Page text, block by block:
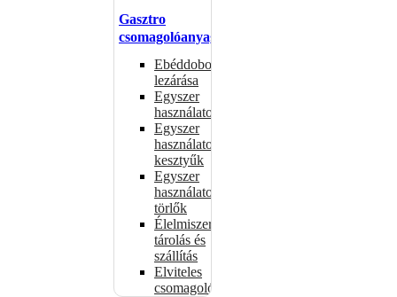
Gasztro
csomagolóanyagok
Ebéddobozok
lezárása
Egyszer
használatos
Egyszer
használatos
kesztyűk
Egyszer
használatos
törlők
Élelmiszer-
tárolás és
szállítás
Elviteles
csomagolóanyagok